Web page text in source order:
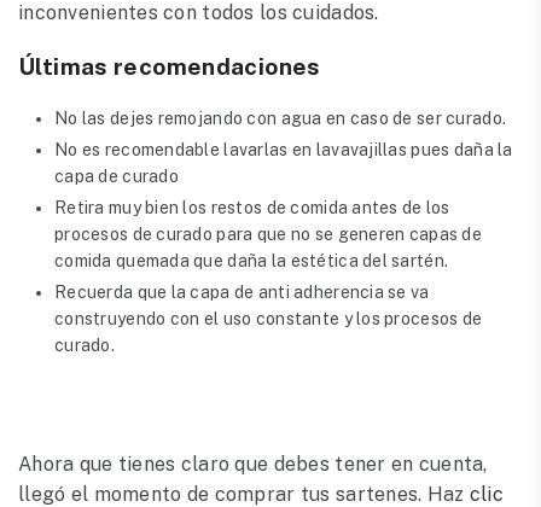
inconvenientes con todos los cuidados.
Últimas recomendaciones
No las dejes remojando con agua en caso de ser curado.
No es recomendable lavarlas en lavavajillas pues daña la
capa de curado
Retira muy bien los restos de comida antes de los
procesos de curado para que no se generen capas de
comida quemada que daña la estética del sartén.
Recuerda que la capa de anti adherencia se va
construyendo con el uso constante y los procesos de
curado.
Ahora que tienes claro que debes tener en cuenta,
llegó el momento de comprar tus sartenes. Haz clic